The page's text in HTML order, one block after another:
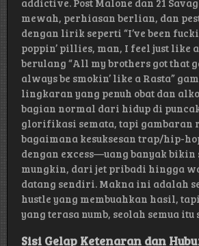
addictive. Post Malone dan 21
mewah, perhiasan berlian, dan
dengan lirik seperti “I’ve been
poppin’ pillies, man, I feel just like
berulang “All my brothers got that
always be smokin’ like a Rasta”
lingkaran yang penuh obat dan
bagian normal dari hidup di
glorifikasi semata, tapi gambaran
bagaimana kesuksesan trap/hip-
dengan excess—uang banyak bikin
mungkin, dari jet pribadi hingga
datang sendiri. Makna ini adalah
hustle yang membuahkan hasil,
yang terasa numb, seolah semua itu
Sisi Gelap Ketenaran dan